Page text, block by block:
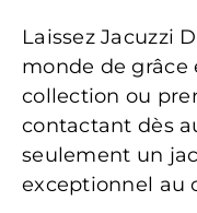
Laissez Jacuzzi
monde de grâce
collection ou
contactant dès
seulement un
exceptionnel au